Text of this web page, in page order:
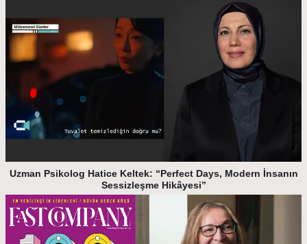
Uzman Psikolog Hatice Keltek: “Perfect Days, Modern İnsanın
Sessizleşme Hikâyesi”